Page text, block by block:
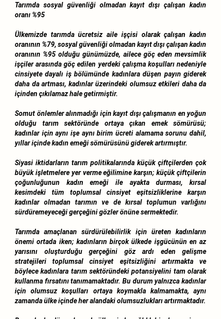
Tarımda sosyal güvenliği olmadan kayıt dışı çalışan kadın
oranı %95
Ülkemizde tarımda ücretsiz aile işçisi olarak çalışan kadın
oranının %79, sosyal güvenliği olmadan kayıt dışı çalışan kadın
oranının %95 olduğu günümüzde, ailece göç eden mevsimlik
işçiler arasında göç edilen yerdeki çalışma koşulları nedeniyle
cinsiyete dayalı iş bölümünde kadınlara düşen payın giderek
daha da artması, kadınlar üzerindeki olumsuz etkileri daha da
içinden çıkılamaz hale getirmiştir.
Somut önlemler alınmadığı için kayıt dışı çalışmanın en yoğun
olduğu tarım sektöründe ortaya çıkan emek sömürüsü;
kadınlar için aynı işe aynı birim ücreti alamama sorunu dahil,
yıllar içinde kadın emeği sömürüsünü giderek artırmıştır.
Siyasi iktidarların tarım politikalarında küçük çiftçilerden çok
büyük işletmelere yer verme eğilimine karşın; küçük çiftçilerin
çoğunluğunun kadın emeği ile ayakta durması, kırsal
kesimdeki tüm toplumsal cinsiyet eşitsizliklerine karşın
kadınlar olmadan tarımın ve de kırsal toplumun varlığını
sürdüremeyeceği gerçeğini gözler önüne sermektedir.
Tarımda amaçlanan sürdürülebilirlik için üreten kadınların
önemi ortada iken; kadınların birçok ülkede işgücünün en az
yarısını oluşturduğu gerçeğini göz ardı eden gelişme
stratejileri toplumsal cinsiyet eşitsizliğini artırmakta ve
böylece kadınlara tarım sektöründeki potansiyelini tam olarak
kullanma fırsatını tanımamaktadır. Bu durum yalnızca kadınlar
için olumsuz koşulları ortaya koymakla kalmamakta, aynı
zamanda ülke içinde her alandaki olumsuzlukları artırmaktadır.